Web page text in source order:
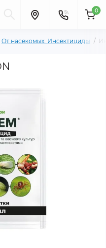
0
От насекомых. Инсектициды